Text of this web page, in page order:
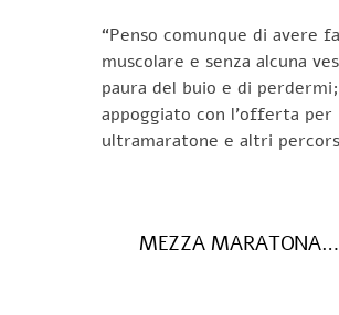
“Penso comunque di avere
muscolare e senza alcuna
paura del buio e di
appoggiato con l’offerta
ultramaratone e altri
MEZZA